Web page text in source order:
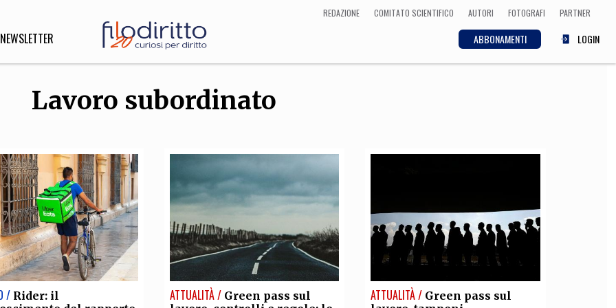
REDAZIONE COMITATO SCIENTIFICO AUTORI FOTOGRAFI PARTNER
ABBONAMENTI LOGIN
NEWSLETTER
Medicina
INNOVAZIONE
Scienze informatiche,
Architettura, Ingegneria
CULTURA
Arte, Cinema, Musica,
Letteratura
Lavoro subordinato
/ Rider: il
ATTUALITÀ / Green pass sul
ATTUALITÀ / Green pass sul